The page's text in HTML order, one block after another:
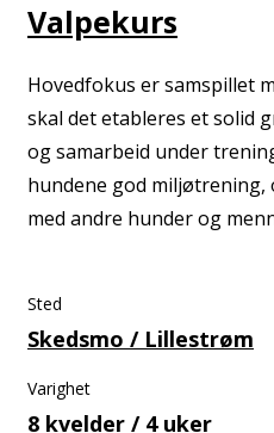
Valpekurs
Hovedfokus er samspillet
skal det etableres et solid
og samarbeid under
hundene god
med andre hunder og
Sted
Skedsmo / Lillestrøm
Varighet
8 kvelder / 4 uker